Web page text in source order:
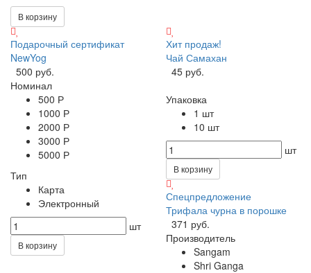
В корзину
Подарочный сертификат
NewYog
500 руб.
Номинал
500 Р
1000 Р
2000 Р
3000 Р
5000 Р
Тип
Карта
Электронный
шт
В корзину
Хит продаж!
Чай Самахан
45 руб.
Упаковка
1 шт
10 шт
шт
В корзину
Спецпредложение
Трифала чурна в порошке
371 руб.
Производитель
Sangam
Shri Ganga